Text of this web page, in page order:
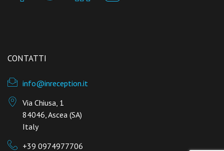
CONTATTI
info@inreception.it
Via Chiusa, 1
84046, Ascea (SA)
Italy
+39 0974977706